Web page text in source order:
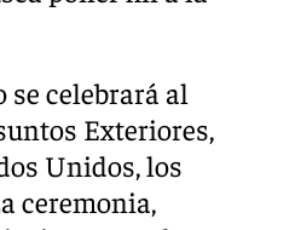
se celebrará al
Exteriores,
Unidos, los
ceremonia,